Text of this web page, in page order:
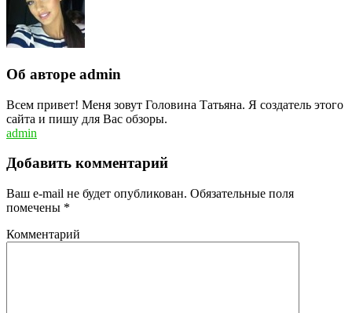
Об авторе admin
Всем привет! Меня зовут Головина Татьяна. Я создатель этого
сайта и пишу для Вас обзоры.
admin
Добавить комментарий
Ваш e-mail не будет опубликован. Обязательные поля
помечены *
Комментарий